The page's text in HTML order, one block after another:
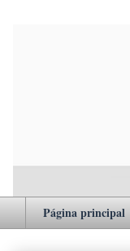
Página principal